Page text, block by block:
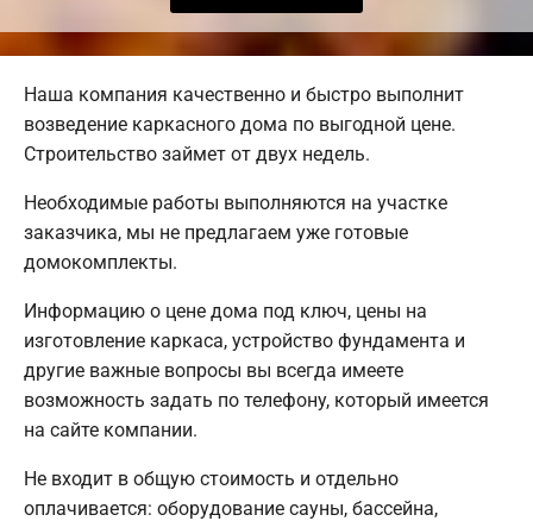
Наша компания качественно и быстро выполнит
возведение каркасного дома по выгодной цене.
Строительство займет от двух недель.
Необходимые работы выполняются на участке
заказчика, мы не предлагаем уже готовые
домокомплекты.
Информацию о цене дома под ключ, цены на
изготовление каркаса, устройство фундамента и
другие важные вопросы вы всегда имеете
возможность задать по телефону, который имеется
на сайте компании.
Не входит в общую стоимость и отдельно
оплачивается: оборудование сауны, бассейна,